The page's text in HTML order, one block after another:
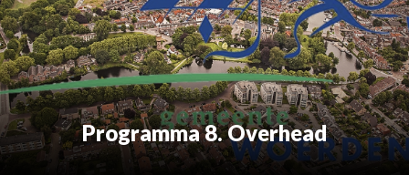
Programma 8. Overhead